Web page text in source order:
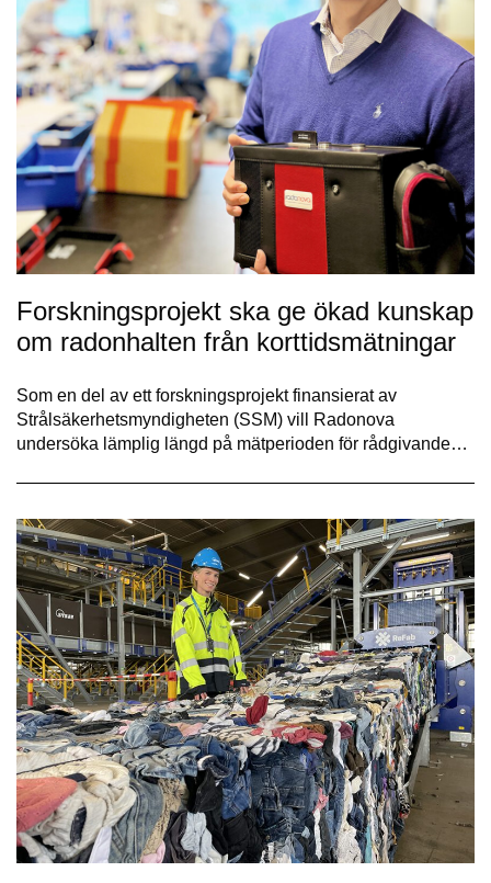
Forskningsprojekt ska ge ökad kunskap
om radonhalten från korttidsmätningar
Som en del av ett forskningsprojekt finansierat av
Strålsäkerhetsmyndigheten (SSM) vill Radonova
undersöka lämplig längd på mätperioden för rådgivande…